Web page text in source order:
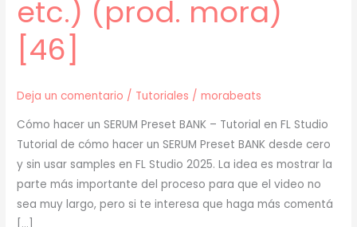
etc.) (prod. mora)
[46]
Deja un comentario / Tutoriales /morabeats
Cómo hacer un SERUM Preset BANK – Tutorial en FL Studio
Tutorial de cómo hacer un SERUM Preset BANK desde cero
y sin usar samples en FL Studio 2025. La idea es mostrar la
parte más importante del proceso para que el video no
sea muy largo, pero si te interesa que haga más comentá